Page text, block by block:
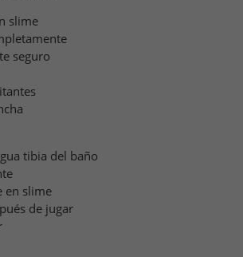
slime
seguro
tibia del baño
en slime
de jugar